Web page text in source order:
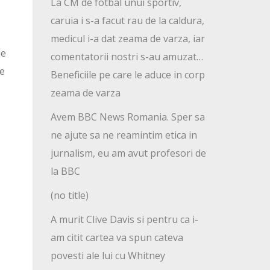
caruia i s-a facut rau de la caldura,
medicul i-a dat zeama de varza, iar
comentatorii nostri s-au amuzat…
Beneficiile pe care le aduce in corp
zeama de varza
Avem BBC News Romania. Sper sa
ne ajute sa ne reamintim etica in
jurnalism, eu am avut profesori de
la BBC
(no title)
A murit Clive Davis si pentru ca i-
am citit cartea va spun cateva
povesti ale lui cu Whitney